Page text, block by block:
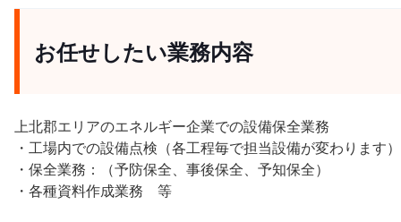
お任せしたい業務内容
上北郡エリアのエネルギー企業での設備保全業務
・工場内での設備点検（各工程毎で担当設備が変わります）
・保全業務：（予防保全、事後保全、予知保全）
・各種資料作成業務 等